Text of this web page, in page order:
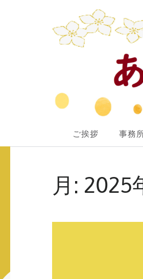
プ
ありのみ行
あなたのナシをアリ！に変え
ご挨拶 事務
月: 2025